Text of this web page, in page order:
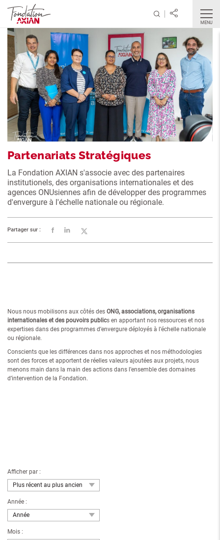
MENU
Partenariats Stratégiques
La Fondation AXIAN s'associe avec des partenaires
institutionels, des organisations internationales et des
agences ONUsiennes afin de développer des programmes
d'envergure à l'échelle nationale ou régionale.
Partager sur :
Nous nous mobilisons aux côtés des ONG, associations, organisations
internationales et des pouvoirs publics en apportant nos ressources et nos
expertises dans des programmes d’envergure déployés à l’échelle nationale
ou régionale.
Conscients que les différences dans nos approches et nos méthodologies
sont des forces et apportent de réelles valeurs ajoutées aux projets, nous
menons main dans la main des actions dans l’ensemble des domaines
d’intervention de la Fondation.
Afficher par :
Plus récent au plus ancien
Année :
Année
Mois :